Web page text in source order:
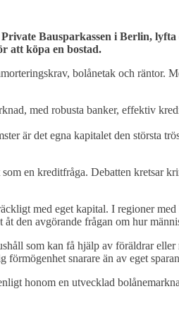
Bausparkassen i Berlin,
att köpa en bostad.
bolånetak och
med robusta banker, effektiv
är det egna kapitalet den största
en kreditfråga. Debatten
med eget kapital. I regioner
den avgörande frågan om hur
som kan få hjälp av föräldrar
snarare än av eget
honom en utvecklad